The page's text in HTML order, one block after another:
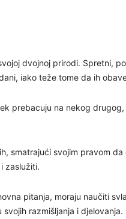
dvojnoj prirodi. Spretni,
iako teže tome da ih
prebacuju na nekog
smatrajući svojim pravom da
zaslužiti.
pitanja, moraju naučiti
razmišljanja i djelovanja.